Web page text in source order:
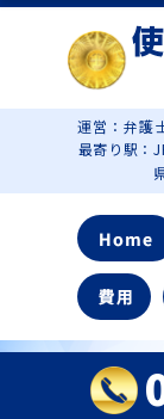
運営：弁護
最寄り駅：
県道